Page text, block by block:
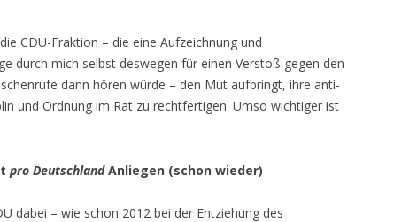
CDU-Fraktion – die eine Aufzeichnung und
durch mich selbst deswegen für einen Verstoß gegen den
dann hören würde – den Mut aufbringt, ihre anti-
und Ordnung im Rat zu rechtfertigen. Umso wichtiger ist
pro DeutschlandAnliegen (schon wieder)
dabei – wie schon 2012 bei der Entziehung des